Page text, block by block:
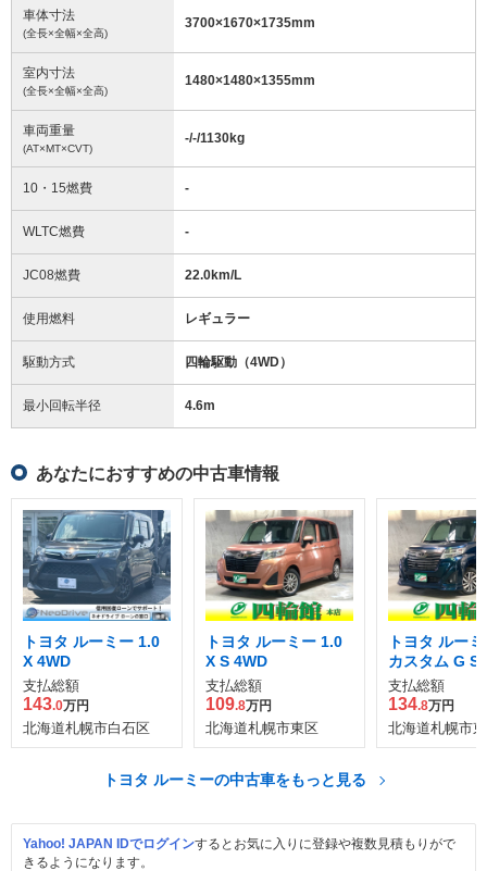
車体寸法
(全長×全幅×全高)
3700×1670×1735mm
室内寸法
(全長×全幅×全高)
1480×1480×1355mm
車両重量
(AT×MT×CVT)
-/-/1130kg
10・15燃費 -
WLTC燃費 -
JC08燃費 22.0km/L
使用燃料 レギュラー
駆動方式 四輪駆動（4WD）
最小回転半径 4.6m
あなたにおすすめの中古車情報
トヨタ ルーミー 1.0
X 4WD
支払総額
143.0万円
北海道札幌市白石区
トヨタ ルーミー 1.0
X S 4WD
支払総額
109.8万円
北海道札幌市東区
トヨタ ルー
カスタム G S
支払総額
134.8万円
北海道札幌市
トヨタ ルーミーの中古車をもっと見る
Yahoo! JAPAN IDでログインするとお気に入りに登録や複数見積もりがで
きるようになります。